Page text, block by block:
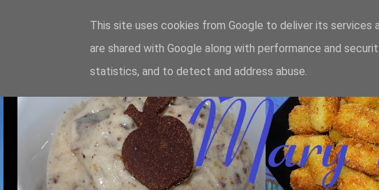
This site uses cookies from Google to deliver its services
are shared with Google along with performance and
statistics, and to detect and address abuse.